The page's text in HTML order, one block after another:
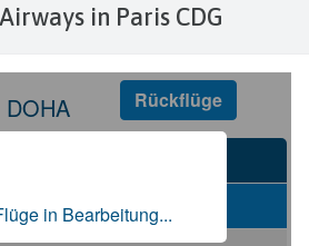
in Paris CDG